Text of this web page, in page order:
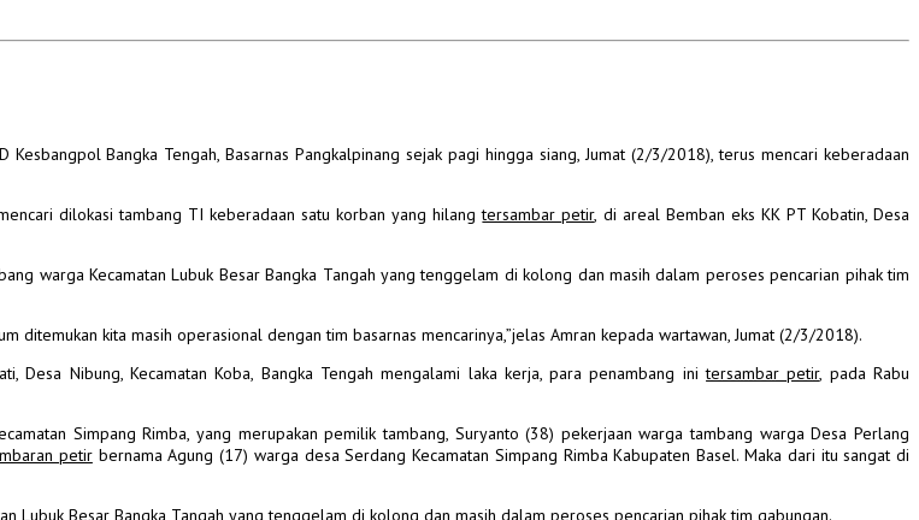
Bangka Tengah, Basarnas Pangkalpinang sejak pagi hingga siang, Jumat (2/3/2018), terus mencari keberadaan
dilokasi tambang TI keberadaan satu korban yang hilangtersambar petir, di areal Bemban eks KK PT Kobatin, Desa
warga Kecamatan Lubuk Besar Bangka Tangah yang tenggelam di kolong dan masih dalam peroses pencarian pihak tim
ditemukan kita masih operasional dengan tim basarnas mencarinya,”jelas Amran kepada wartawan, Jumat (2/3/2018).
Nibung, Kecamatan Koba, Bangka Tengah mengalami laka kerja, para penambang initersambar petir, pada Rabu
Simpang Rimba, yang merupakan pemilik tambang, Suryanto (38) pekerjaan warga tambang warga Desa Perlang
petirbernama Agung (17) warga desa Serdang Kecamatan Simpang Rimba Kabupaten Basel. Maka dari itu sangat di
Lubuk Besar Bangka Tangah yang tenggelam di kolong dan masih dalam peroses pencarian pihak tim gabungan.